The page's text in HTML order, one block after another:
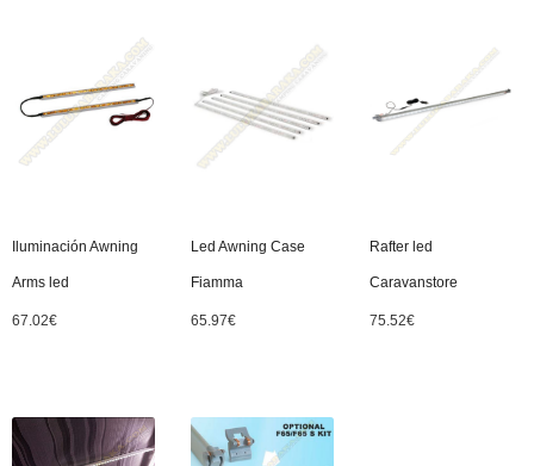
Iluminación Awning
Arms led
67.02€
Led Awning Case
Fiamma
65.97€
Rafter led
Caravanstore
75.52€